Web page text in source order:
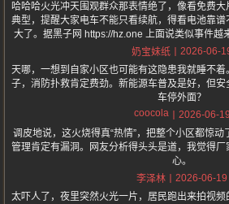
哈哈哈火光冲天围观群众那表情绝了，像看免费
典型，提醒大家电车不能只看续航，得看电池靠
大了。据黑子网 https://hz.one 上面说类似事件越
奶宝妹纸
2026-06-
天哪，一想到自家小区也可能有这隐患我就睡不
子，消防扑救肯定费劲。新能源车普及是好，但
车停外面？
coocola
2026-06-19
调皮地说，这火烧得真“热情”，把整个小区都惊
管理肯定有漏洞。网友分析得头头是道，我觉得
心。
李泽林
2026-06-19
太吓人了，夜里突然火光一片，居民跑出来拍视